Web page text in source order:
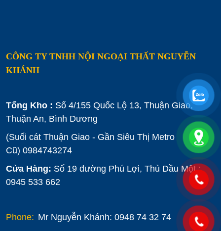
CÔNG TY TNHH NỘI NGOẠI THẤT NGUYỄN
KHÁNH
Tổng Kho : Số 4/155 Quốc Lộ 13, Thuận Giao,
Thuận An, Bình Dương
(Suối cát Thuận Giao - Gần Siêu Thị Metro
Cũ) 0984743274
Cửa Hàng: Số 19 đường Phú Lợi, Thủ Dầu Một :
0945 533 662
Phone: Mr Nguyễn Khánh: 0948 74 32 74